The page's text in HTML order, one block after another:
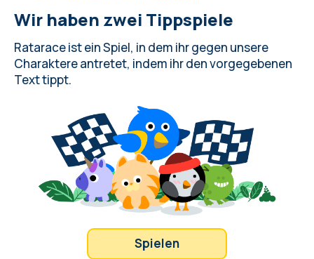
Wir haben zwei Tippspiele
Ratarace ist ein Spiel, in dem ihr gegen unsere
Charaktere antretet, indem ihr den vorgegebenen
Text tippt.
Spielen